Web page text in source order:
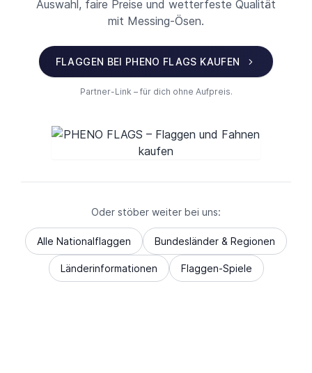
Auswahl, faire Preise und wetterfeste Qualität
mit Messing-Ösen.
FLAGGEN BEI PHENO FLAGS KAUFEN
Partner-Link – für dich ohne Aufpreis.
Oder stöber weiter bei uns:
Alle Nationalflaggen Bundesländer & Regionen
Länderinformationen Flaggen-Spiele